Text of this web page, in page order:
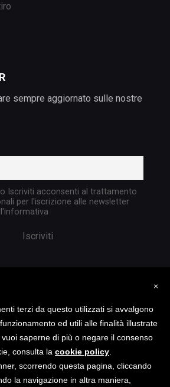
sempre aggiornato sulle nostre
Iscriviti acconsenti al trattamento
per l'iscrizione alle newsletter
TATTICA S.R.L. | All rights
| P.I. 05903351004
×
terzi da questo utilizzati si avvalgono
ed utili alle finalità illustrate
saperne di più o negare il consenso
consulta la cookie policy
scorrendo questa pagina, cliccando
la navigazione in altra maniera,